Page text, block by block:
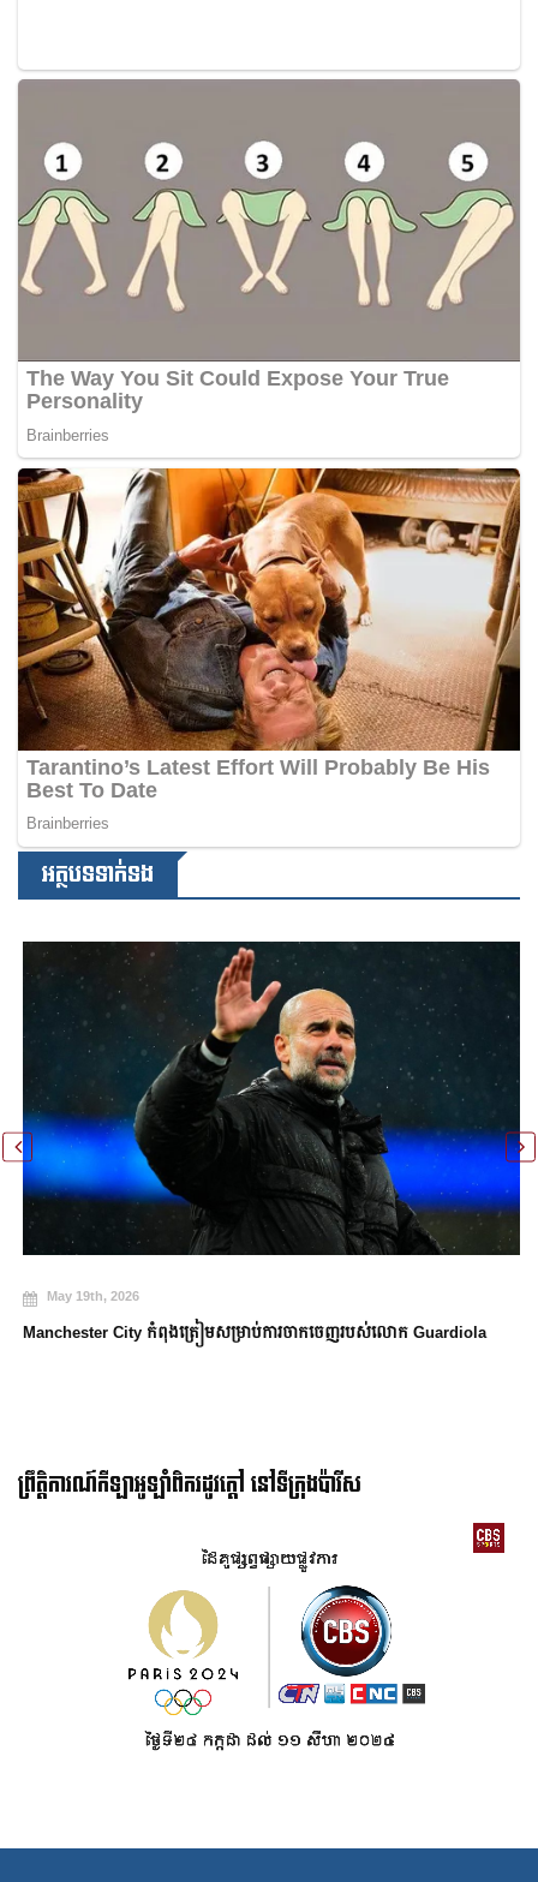
អត្ថបទទាក់ទង
May 19th, 2026
Manchester City កំពុងត្រៀមសម្រាប់ការចាកចេញរបស់លោក Guardiola
ព្រឹត្តិការណ៍កីឡាអូឡាំពិករដូវក្ដៅ នៅទីក្រុងប៉ារីស